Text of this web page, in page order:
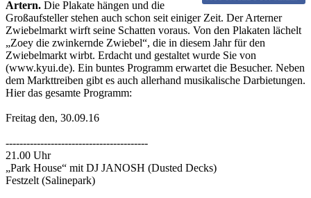
Artern. Die Plakate hängen und die
Großaufsteller stehen auch schon seit einiger Zeit. Der Arterner
Zwiebelmarkt wirft seine Schatten voraus. Von den Plakaten lächelt
„Zoey die zwinkernde Zwiebel“, die in diesem Jahr für den
Zwiebelmarkt wirbt. Erdacht und gestaltet wurde Sie von
(www.kyui.de). Ein buntes Programm erwartet die Besucher. Neben
dem Markttreiben gibt es auch allerhand musikalische Darbietungen.
Hier das gesamte Programm:
Freitag den, 30.09.16
-----------------------------------------
21.00 Uhr
„Park House“ mit DJ JANOSH (Dusted Decks)
Festzelt (Salinepark)